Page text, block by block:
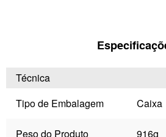
Técnica
Tipo de Embalagem
Caixa
Peso do Produto 916g